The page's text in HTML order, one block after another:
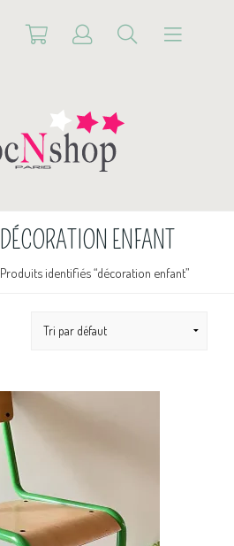
DÉCORATION ENFANT
Produits identifiés “décoration enfant”